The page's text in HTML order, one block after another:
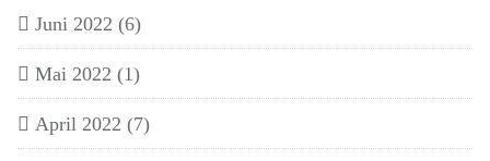
Juni 2022 (6)
Mai 2022 (1)
April 2022 (7)